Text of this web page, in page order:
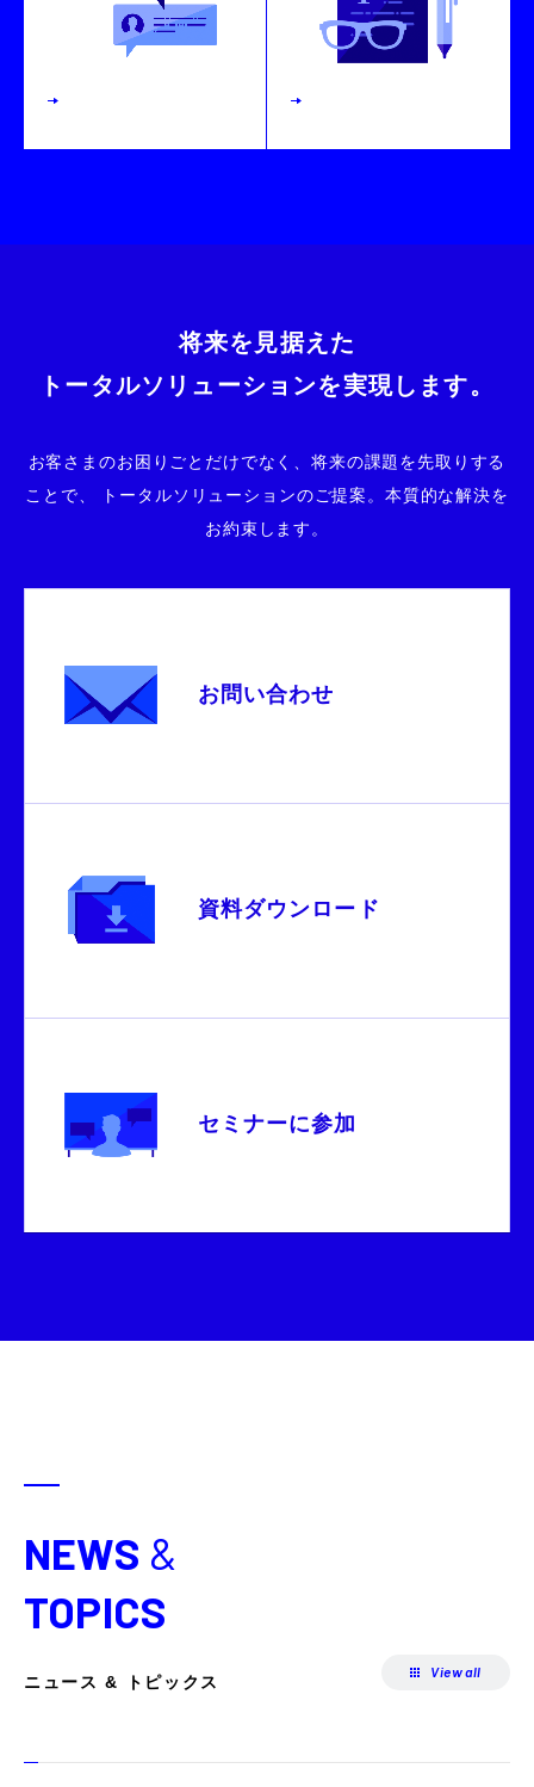
将来を見据えた
トータルソリューションを実現します。
お客さまのお困りごとだけでなく、将来の課題を先取りする
ことで、
トータルソリューションのご提案。本質的な解決を
お約束します。
お問い合わせ
資料ダウンロード
セミナーに参加
NEWS &
TOPICS
ニュース & トピックス
View all